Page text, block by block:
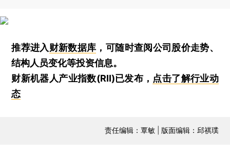
推荐进入财新数据库 ，可随时查阅公司股价走势、
结构人员变化等投资信息。
财新机器人产业指数(RII)已发布， 点击了解行业动
态
责任编辑：覃敏 | 版面编辑：邱祺璞